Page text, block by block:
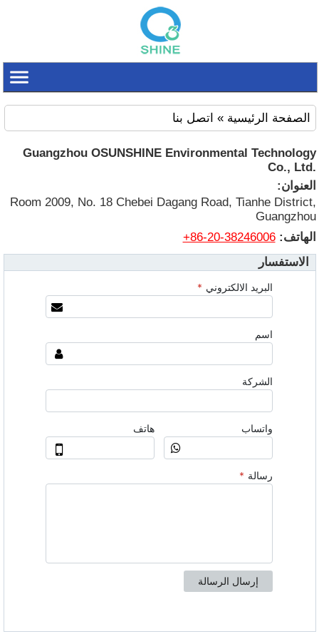
الصفحة الرئيسية » اتصل بنا
Guangzhou OSUNSHINE Environmental Technology
Co., Ltd.
العنوان:
Room 2009, No. 18 Chebei Dagang Road, Tianhe District,
Guangzhou
الهاتف: +86-20-38246006
الاستفسار